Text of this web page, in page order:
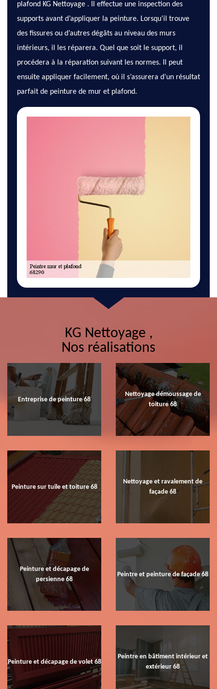
plafond KG Nettoyage . Il effectue une inspection des
supports avant d’appliquer la peinture. Lorsqu’il trouve
des fissures ou d’autres dégâts au niveau des murs
intérieurs, il les réparera. Quel que soit le support, il
procédera à la réparation suivant les normes. Il peut
ensuite appliquer facilement, où il s’assurera d’un résultat
parfait de peinture de mur et plafond.
KG Nettoyage ,
Nos réalisations
Entreprise de peinture 68
Nettoyage démoussage de
toiture 68
Peinture sur tuile et toiture 68
Nettoyage et ravalement de
façade 68
Peinture et décapage de
persienne 68
Peintre et peinture de façade 68
Peinture et décapage de volet 68
Peintre en bâtiment intérieur et
extérieur 68